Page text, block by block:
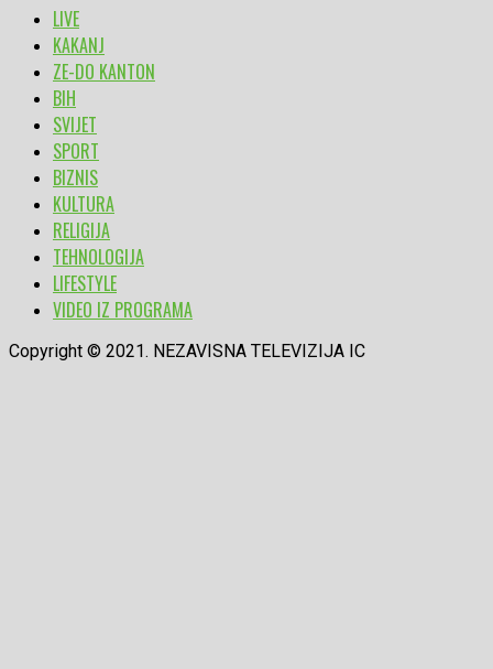
LIVE
KAKANJ
ZE-DO KANTON
BIH
SVIJET
SPORT
BIZNIS
KULTURA
RELIGIJA
TEHNOLOGIJA
LIFESTYLE
VIDEO IZ PROGRAMA
Copyright © 2021. NEZAVISNA TELEVIZIJA IC